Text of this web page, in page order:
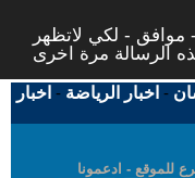
موافق - لكي لاتظهر
- اخبار الرياضة - اخبار
للموقع - ادعمونا